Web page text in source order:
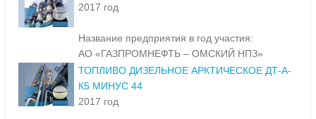
2017 год
Название предприятия в год участия:
АО «ГАЗПРОМНЕФТЬ – ОМСКИЙ НПЗ»
ТОПЛИВО ДИЗЕЛЬНОЕ АРКТИЧЕСКОЕ ДТ-А-
К5 МИНУС 44
2017 год